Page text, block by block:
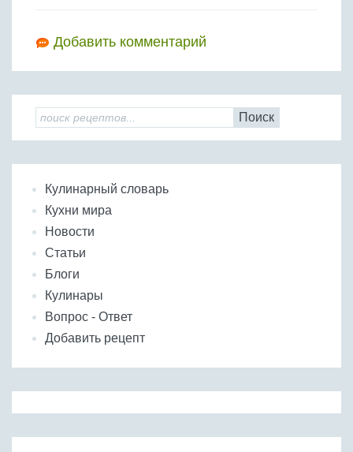
Добавить комментарий
Поиск
Кулинарный словарь
Кухни мира
Новости
Статьи
Блоги
Кулинары
Вопрос - Ответ
Добавить рецепт